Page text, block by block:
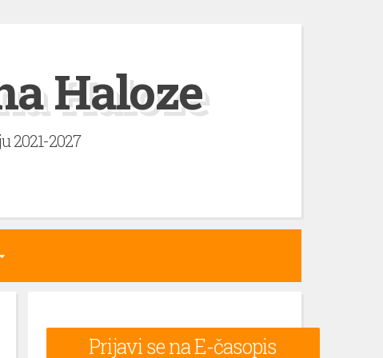
Haloze
2021-2027
Prijavi se na E-časopis